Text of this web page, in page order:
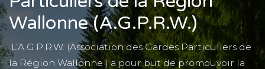
Wallonne (A.G.P.R.W.)
L’A.G.P.R.W. (Association des Gardes Particuliers de
la Région Wallonne ) a pour but de promouvoir la